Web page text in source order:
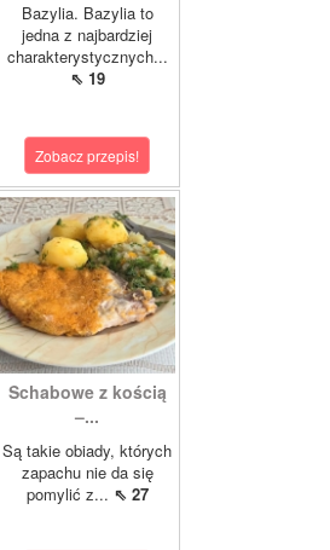
Bazylia. Bazylia to
jedna z najbardziej
charakterystycznych...
⇖ 19
Zobacz przepis!
Schabowe z kością
–...
Są takie obiady, których
zapachu nie da się
pomylić z... ⇖ 27